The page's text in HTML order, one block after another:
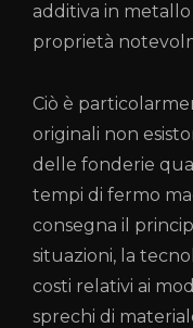
additiva in
proprietà
Ciò è
originali non
delle fonderie
tempi di fermo
consegna il
situazioni, la
costi relativi ai
sprechi di